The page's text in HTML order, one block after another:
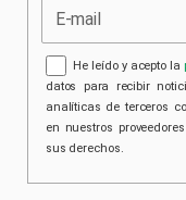
He leído y acepto la
datos para recibir
analíticas de terceros
en nuestros
sus derechos.